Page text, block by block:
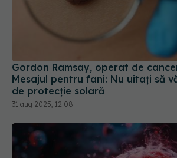
Gordon Ramsay, operat de
Mesajul pentru fani: Nu uitaţi să
de protecţie solară
31 aug 2025, 12:08